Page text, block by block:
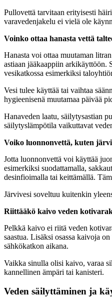
Pullovettä tarvitaan erityisesti
varavedenjakelu ei vielä ole
Voinko ottaa hanasta vettä
Hanasta voi ottaa muutaman
astiaan jääkaappiin arkikäyttöön.
vesikatkossa esimerkiksi
Vesi tulee käyttää tai vaihtaa
hygieenisenä muutamaa päivää
Hanaveden laatu, säilytysastian
säilytyslämpötila vaikuttavat
Voiko luonnonvettä, kuten
Jotta luonnonvettä voi käyttää
esimerkiksi suodattamalla,
desinfioimalla tai keittämällä.
Järvivesi soveltuu kuitenkin
Riittääkö kaivo veden
Pelkkä kaivo ei riitä veden
saastua. Lisäksi osassa kaivoja
sähkökatkon aikana.
Vaikka sinulla olisi kaivo, varaa
kannellinen ämpäri tai kanisteri.
Veden säilyttäminen ja